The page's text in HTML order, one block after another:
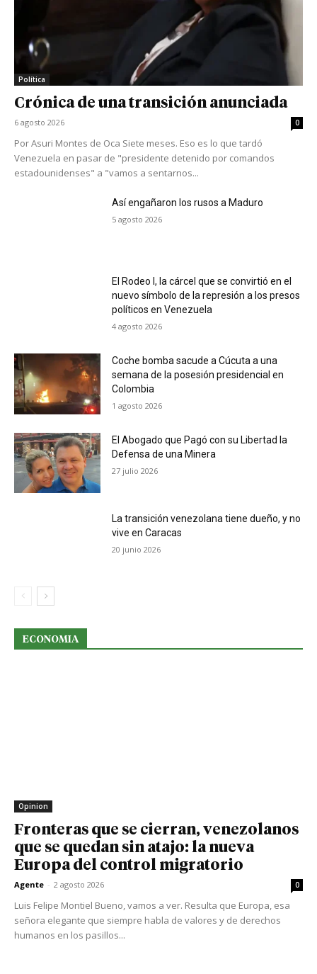
Política
Crónica de una transición anunciada
6 agosto 2026 0
Por Asuri Montes de Oca Siete meses. Eso es lo que tardó
Venezuela en pasar de "presidente detenido por comandos
estadounidenses" a "vamos a sentarnos...
Así engañaron los rusos a Maduro
5 agosto 2026
El Rodeo I, la cárcel que se convirtió en el
nuevo símbolo de la represión a los presos
políticos en Venezuela
4 agosto 2026
Coche bomba sacude a Cúcuta a una
semana de la posesión presidencial en
Colombia
1 agosto 2026
El Abogado que Pagó con su Libertad la
Defensa de una Minera
27 julio 2026
La transición venezolana tiene dueño, y no
vive en Caracas
20 junio 2026
ECONOMIA
Opinion
Fronteras que se cierran, venezolanos
que se quedan sin atajo: la nueva
Europa del control migratorio
Agente - 2 agosto 2026 0
Luis Felipe Montiel Bueno, vamos a ver. Resulta que Europa, esa
señora elegante que siempre habla de valores y de derechos
humanos en los pasillos...